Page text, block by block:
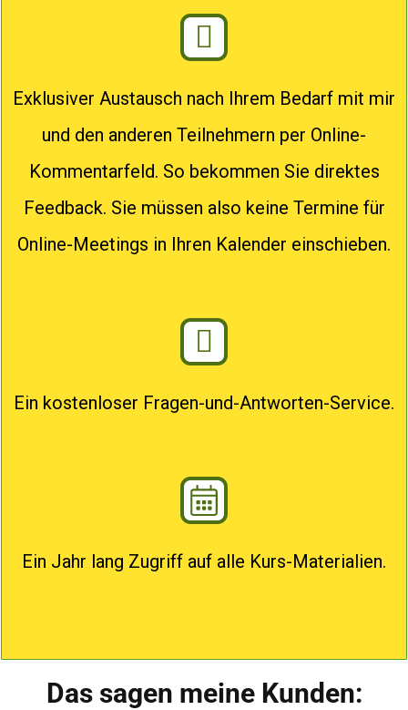
Exklusiver Austausch nach Ihrem Bedarf mit mir
und den anderen Teilnehmern per Online-
Kommentarfeld. So bekommen Sie direktes
Feedback. Sie müssen also keine Termine für
Online-Meetings in Ihren Kalender einschieben.
Ein kostenloser Fragen-und-Antworten-Service.
Ein Jahr lang Zugriff auf alle Kurs-Materialien.
Das sagen meine Kunden: